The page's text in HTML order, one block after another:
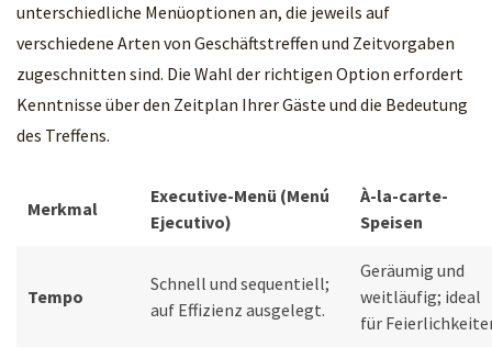
unterschiedliche Menüoptionen an, die jeweils auf
verschiedene Arten von Geschäftstreffen und Zeitvorgaben
zugeschnitten sind. Die Wahl der richtigen Option erfordert
Kenntnisse über den Zeitplan Ihrer Gäste und die Bedeutung
des Treffens.
Merkmal
Executive-Menü (Menú
Ejecutivo)
À-la-carte-
Speisen
Tempo
Schnell und sequentiell;
auf Effizienz ausgelegt.
Geräumig und
weitläufig; ideal
für